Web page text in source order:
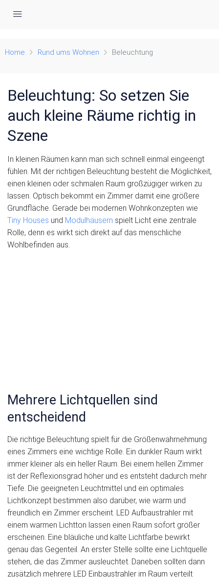
Home Rund ums Wohnen Beleuchtung
Beleuchtung: So setzen Sie
auch kleine Räume richtig in
Szene
In kleinen Räumen kann man sich schnell einmal eingeengt
fühlen. Mit der richtigen Beleuchtung besteht die Möglichkeit,
einen kleinen oder schmalen Raum großzügiger wirken zu
lassen. Optisch bekommt ein Zimmer damit eine größere
Grundfläche. Gerade bei modernen Wohnkonzepten wie
Tiny Houses und Modulhäusern spielt Licht eine zentrale
Rolle, denn es wirkt sich direkt auf das menschliche
Wohlbefinden aus.
Mehrere Lichtquellen sind
entscheidend
Die richtige Beleuchtung spielt für die Größenwahrnehmung
eines Zimmers eine wichtige Rolle. Ein dunkler Raum wirkt
immer kleiner als ein heller Raum. Bei einem hellen Zimmer
ist der Reflexionsgrad höher und es entsteht dadurch mehr
Tiefe. Die geeigneten Leuchtmittel und ein optimales
Lichtkonzept bestimmen also darüber, wie warm und
freundlich ein Zimmer erscheint. LED Aufbaustrahler mit
einem warmen Lichtton lassen einen Raum sofort größer
erscheinen. Eine bläuliche und kalte Lichtfarbe bewirkt
genau das Gegenteil. An erster Stelle sollte eine Lichtquelle
stehen, die das Zimmer ausleuchtet. Daneben sollten dann
zusätzlich mehrere LED Einbaustrahler im Raum verteilt